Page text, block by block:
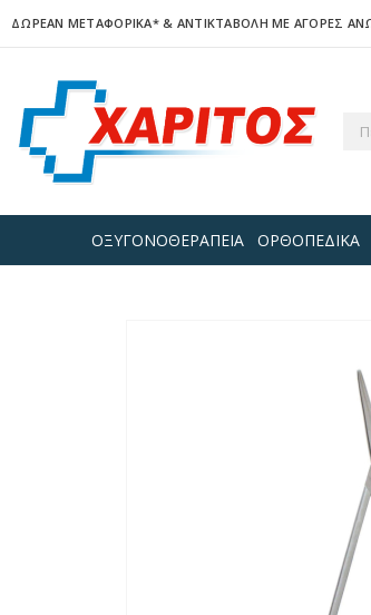
ΔΩΡΕΑΝ ΜΕΤΑΦΟΡΙΚΑ*& ΑΝΤΙΚΤΑΒΟΛΗ ΜΕ ΑΓΟΡΕΣ
ΟΞΥΓΟΝΟΘΕΡΑΠΕΙΑ ΟΡΘΟΠΕΔΙΚΑ